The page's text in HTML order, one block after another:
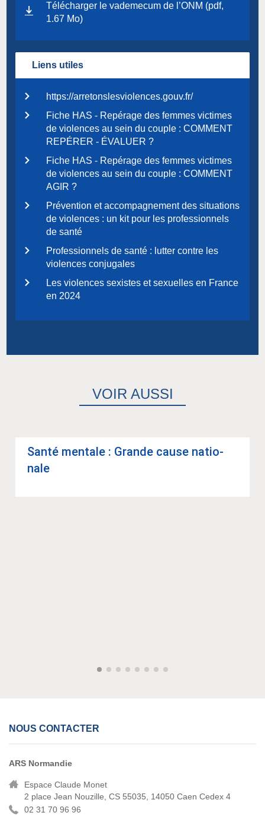
Télécharger le vademecum de l’ONM (pdf,
1.67 Mo)
Liens utiles
https://arretonslesviolences.gouv.fr/
Fiche HAS - Repérage des femmes victimes
de violences au sein du couple : COMMENT
REPÉRER - ÉVALUER ?
Fiche HAS - Repérage des femmes victimes
de violences au sein du couple : COMMENT
AGIR ?
Prévention et accompagnement des situations
de violences : un kit pour les professionnels
de santé
Professionnels de santé : lutter contre les
violences conjugales
Les violences sexistes et sexuelles en France
en 2024
VOIR AUSSI
Santé men­tale : Grande cause natio­
nale
NOUS CONTACTER
ARS Normandie
Espace Claude Monet
2 place Jean Nouzille, CS 55035, 14050 Caen Cedex 4
02 31 70 96 96